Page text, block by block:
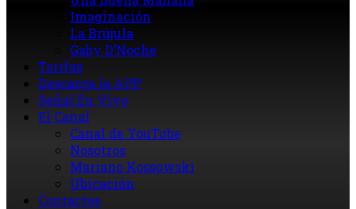
Imaginación
La Brújula
Gaby D’Noche
Tarifas
Descarga la APP
Señal En Vivo
El Canal
Canal de YouTube
Nosotros
Mariano Kossowski
Ubicación
Contactos